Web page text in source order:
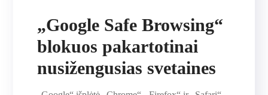
„Google Safe Browsing“
blokuos pakartotinai
nusižengusias svetaines